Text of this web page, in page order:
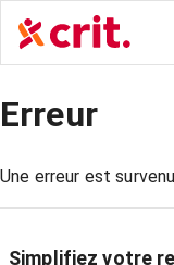
Erreur
Une erreur est
Simplifiez votre